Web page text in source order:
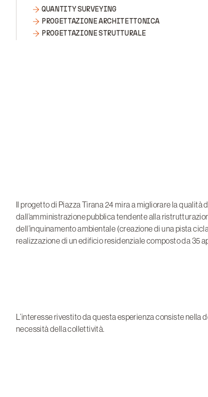
QUANTITY SURVEYING
PROGETTAZIONE ARCHITETTONICA
PROGETTAZIONE STRUTTURALE
Il progetto di Piazza Tirana 24 mira a migliorare la qualità
dall’amministrazione pubblica tendente alla
dell’inquinamento ambientale (creazione di una pista
realizzazione di un edificio residenziale composto da 35
L’interesse rivestito da questa esperienza consiste nella
necessità della collettività.